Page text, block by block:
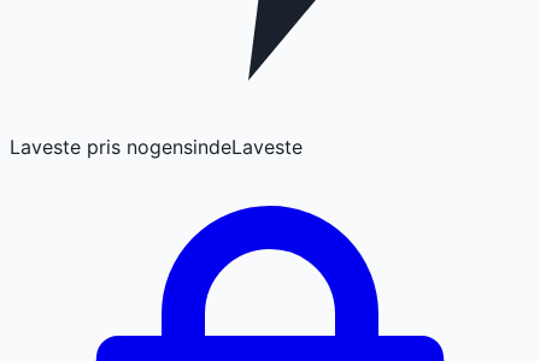
Laveste pris nogensindeLaveste